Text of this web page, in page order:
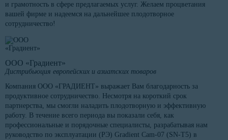
и грамотность в сфере предлагаемых услуг. Желаем процветания
вашей фирме и надеемся на дальнейшее плодотворное
сотрудничество!
ООО «Градиент»
Дистрибьюция европейских и азиатских товаров
Компания ООО «ГРАДИЕНТ» выражает Вам благодарность за
продуктивное сотрудничество. Несмотря на короткий срок
партнерства, мы смогли наладить плодотворную и эффективную
работу. В течение всего периода вы показали себя, как
профессиональные и порядочные специалисты, разрабатывая нам
руководство по эксплуатации (РЭ) Gradient Cam-07 (SN-T5) в